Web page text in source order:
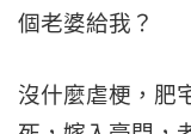
個老婆給我？
沒什麼虐梗，肥